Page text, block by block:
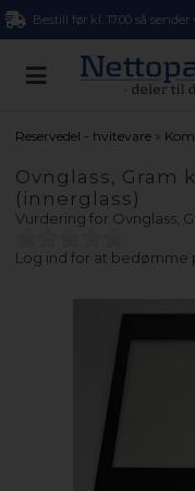
Bestill før kl. 17.00 så sender
Reservedel - hvitevare »
Ovnglass, Gram
(innerglass)
Vurdering for Ovnglass,
Log ind for at bedømme